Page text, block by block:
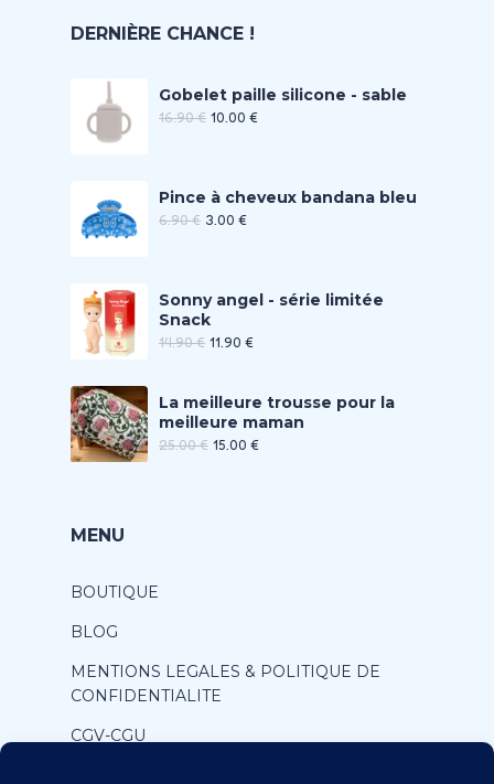
DERNIÈRE CHANCE !
Gobelet paille silicone - sable
16.90€ 10.00 €
Pince à cheveux bandana bleu
6.90€ 3.00 €
Sonny angel - série limitée
Snack
14.90€ 11.90 €
La meilleure trousse pour la
meilleure maman
25.00€ 15.00 €
MENU
BOUTIQUE
BLOG
MENTIONS LEGALES & POLITIQUE DE
CONFIDENTIALITE
CGV-CGU